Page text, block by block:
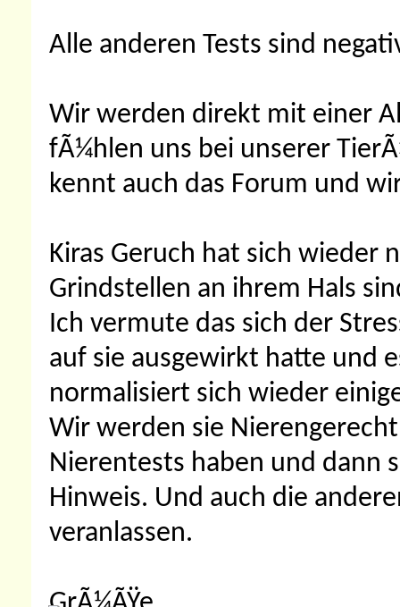
Alle anderen Tests sind
Wir werden direkt mit einer
fÃ¼hlen uns bei unserer
kennt auch das Forum und
Kiras Geruch hat sich wieder
Grindstellen an ihrem Hals
Ich vermute das sich der
auf sie ausgewirkt hatte und
normalisiert sich wieder
Wir werden sie
Nierentests haben und dann
Hinweis. Und auch die
veranlassen.